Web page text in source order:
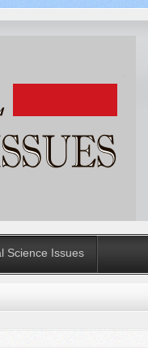
Science Issues